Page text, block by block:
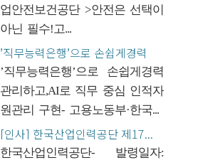
업안전보건공단 >안전은 선택이
아닌 필수!고...
’직무능력은행’으로 손쉽게경력
관...
’직무능력은행’으로 손쉽게경력
관리하고,AI로 직무 중심 인적자
원관리 구현- 고용노동부·한국...
[인사] 한국산업인력공단 제17...
한국산업인력공단- 발령일자: